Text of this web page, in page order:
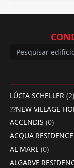
LÚCIA SCHELLER (2)
??NEW VILLAGE
ACCENDIS (0)
ACQUA RESIDENCE
AL MARE (0)
ALGARVE